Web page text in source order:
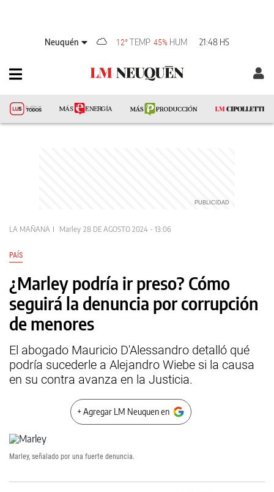
Neuquén 12° TEMP 45% HUM 21:48 HS
LA MAÑANA Marley 28 DE AGOSTO 2024 - 13:06
PAÍS
¿Marley podría ir preso? Cómo
seguirá la denuncia por corrupción
de menores
El abogado Mauricio D'Alessandro detalló qué
podría sucederle a Alejandro Wiebe si la causa
en su contra avanza en la Justicia.
+ Agregar LM Neuquen en
Marley, señalado por una fuerte denuncia.